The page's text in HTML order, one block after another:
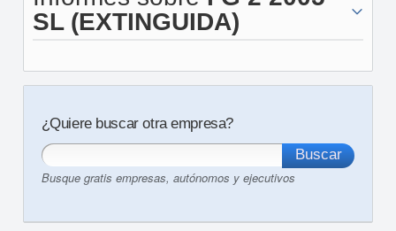
SL (EXTINGUIDA)
¿Quiere buscar otra empresa?
Busque gratis empresas, autónomos y ejecutivos